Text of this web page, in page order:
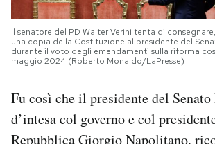
Il senatore del PD Walter Verini tenta di
una copia della Costituzione al presidente del
durante il voto degli emendamenti sulla riforma
maggio 2024 (Roberto Monaldo/LaPresse)
Fu così che il presidente del Senato
d’intesa col governo e col
Repubblica Giorgio Napolitano,